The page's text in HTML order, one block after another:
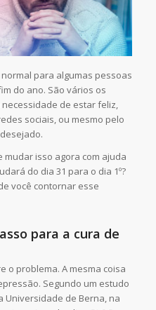
normal para algumas pessoas
do ano. São vários os
de estar feliz,
sociais, ou mesmo pelo
mudar isso agora com ajuda
do dia 31 para o dia 1º?
você contornar esse
para a cura de
o problema. A mesma coisa
Segundo um estudo
de Berna, na